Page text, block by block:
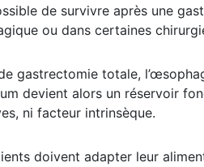
de survivre après une
ou dans certaines
gastrectomie totale,
devient alors un réservoir
ni facteur intrinsèque.
doivent adapter leur